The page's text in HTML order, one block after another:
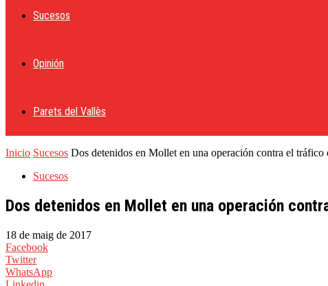
Sucesos
Opinión
Parets del Vallès
Inicio Sucesos Dos detenidos en Mollet en una operación contra el tráfico
Sucesos
Dos detenidos en Mollet en una operación
18 de maig de 2017
Facebook
Twitter
WhatsApp